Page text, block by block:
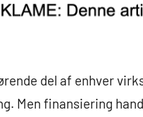
del af enhver
Men finansiering